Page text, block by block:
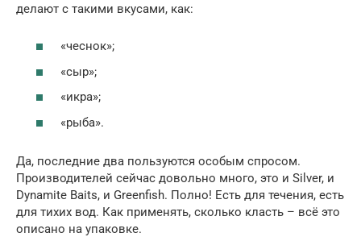
делают с такими вкусами, как:
«чеснок»;
«сыр»;
«икра»;
«рыба».
Да, последние два пользуются особым спросом.
Производителей сейчас довольно много, это и Silver, и
Dynamite Baits, и Greenfish. Полно! Есть для течения, есть
для тихих вод. Как применять, сколько класть – всё это
описано на упаковке.